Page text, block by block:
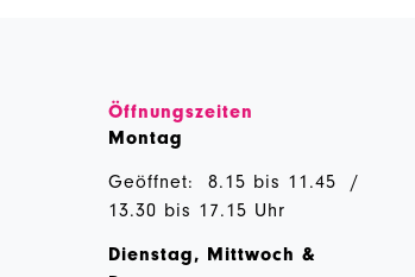
Öffnungszeiten
Montag
Geöffnet: 8.15 bis 11.45 /
13.30 bis 17.15 Uhr
Dienstag, Mittwoch &